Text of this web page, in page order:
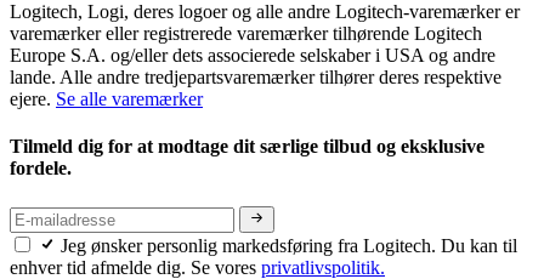
Logitech, Logi, deres logoer og alle andre Logitech-varemærker er
varemærker eller registrerede varemærker tilhørende Logitech
Europe S.A. og/eller dets associerede selskaber i USA og andre
lande. Alle andre tredjepartsvaremærker tilhører deres respektive
ejere. Se alle varemærker
Tilmeld dig for at modtage dit særlige tilbud og eksklusive
fordele.
Jeg ønsker personlig markedsføring fra Logitech. Du kan til
enhver tid afmelde dig. Se vores privatlivspolitik.